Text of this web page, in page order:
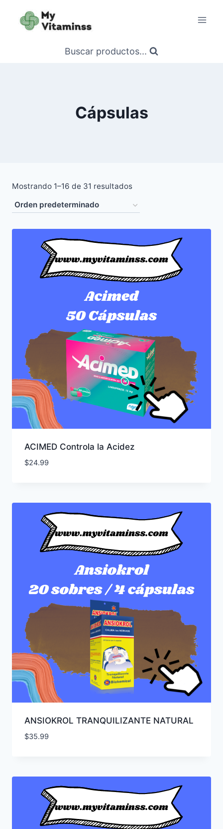
contenido
Buscar productos...
Cápsulas
Mostrando 1–16 de 31 resultados
ACIMED Controla la Acidez
$24.99
ANSIOKROL TRANQUILIZANTE NATURAL
$35.99